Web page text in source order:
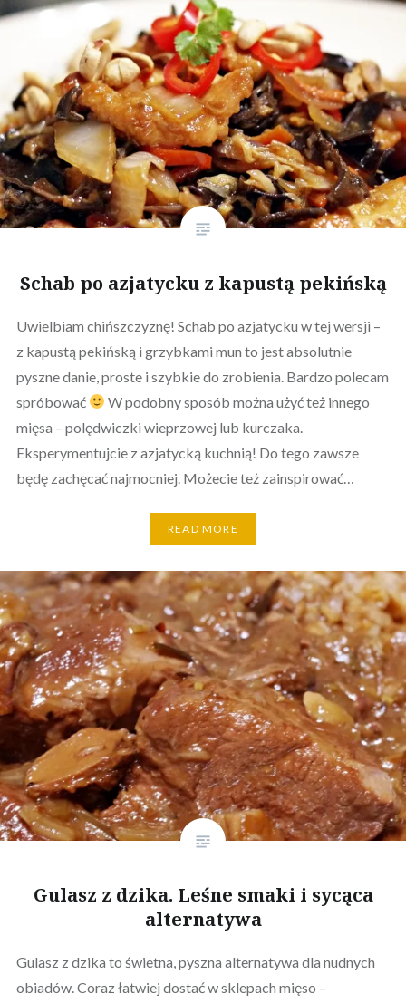
Schab po azjatycku z kapustą pekińską
Uwielbiam chińszczyznę! Schab po azjatycku w tej wersji –
z kapustą pekińską i grzybkami mun to jest absolutnie
pyszne danie, proste i szybkie do zrobienia. Bardzo polecam
spróbować
W podobny sposób można użyć też innego
mięsa – polędwiczki wieprzowej lub kurczaka.
Eksperymentujcie z azjatycką kuchnią! Do tego zawsze
będę zachęcać najmocniej. Możecie też zainspirować…
READ MORE
Gulasz z dzika. Leśne smaki i sycąca
alternatywa
Gulasz z dzika to świetna, pyszna alternatywa dla nudnych
obiadów. Coraz łatwiej dostać w sklepach mięso –